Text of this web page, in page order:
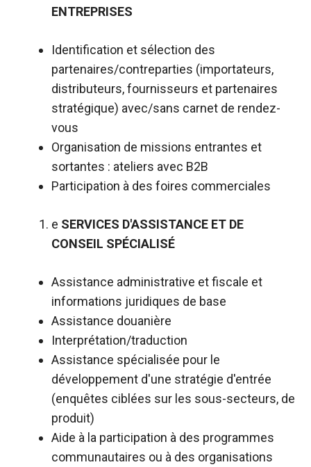
ENTREPRISES
Identification et sélection des
partenaires/contreparties (importateurs,
distributeurs, fournisseurs et partenaires
stratégique) avec/sans carnet de rendez-
vous
Organisation de missions entrantes et
sortantes : ateliers avec B2B
Participation à des foires commerciales
e SERVICES D'ASSISTANCE ET DE
CONSEIL SPÉCIALISÉ
Assistance administrative et fiscale et
informations juridiques de base
Assistance douanière
Interprétation/traduction
Assistance spécialisée pour le
développement d'une stratégie d'entrée
(enquêtes ciblées sur les sous-secteurs, de
produit)
Aide à la participation à des programmes
communautaires ou à des organisations